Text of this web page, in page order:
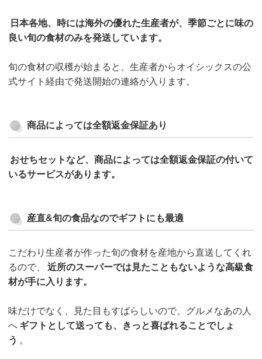
日本各地、時には海外の優れた生産者が、季節ごとに味の
良い旬の食材のみを発送しています。
旬の食材の収穫が始まると、生産者からオイシックスの公
式サイト経由で発送開始の連絡が入ります。
商品によっては全額返金保証あり
おせちセットなど、商品によっては全額返金保証の付いて
いるサービスがあります。
産直&旬の食品なのでギフトにも最適
こだわり生産者が作った旬の食材を産地から直送してくれ
るので、
近所のスーパーでは見たこともないような高級食
材が手に入ります。
味だけでなく、見た目もすばらしいので、グルメなあの人
へ ギフトとして送っても、きっと喜ばれることでしょ
う 。